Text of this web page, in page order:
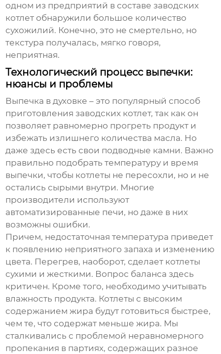
одном из предприятий в составезаводских
котлет обнаружили большое количество
сухожилий. Конечно, это не смертельно, но
текстура получалась, мягко говоря,
неприятная.
Технологический процесс выпечки:
нюансы и проблемы
Выпечка в духовке – это популярный способ
приготовлениязаводских котлет, так как он
позволяет равномерно прогреть продукт и
избежать излишнего количества масла. Но
даже здесь есть свои подводные камни. Важно
правильно подобрать температуру и время
выпечки, чтобы котлеты не пересохли, но и не
остались сырыми внутри. Многие
производители используют
автоматизированные печи, но даже в них
возможны ошибки.
Причем, недостаточная температура приведет
к появлению неприятного запаха и изменению
цвета. Перегрев, наоборот, сделает котлеты
сухими и жесткими. Вопрос баланса здесь
критичен. Кроме того, необходимо учитывать
влажность продукта. Котлеты с высоким
содержанием жира будут готовиться быстрее,
чем те, что содержат меньше жира. Мы
сталкивались с проблемой неравномерного
пропекания в партиях, содержащих разное